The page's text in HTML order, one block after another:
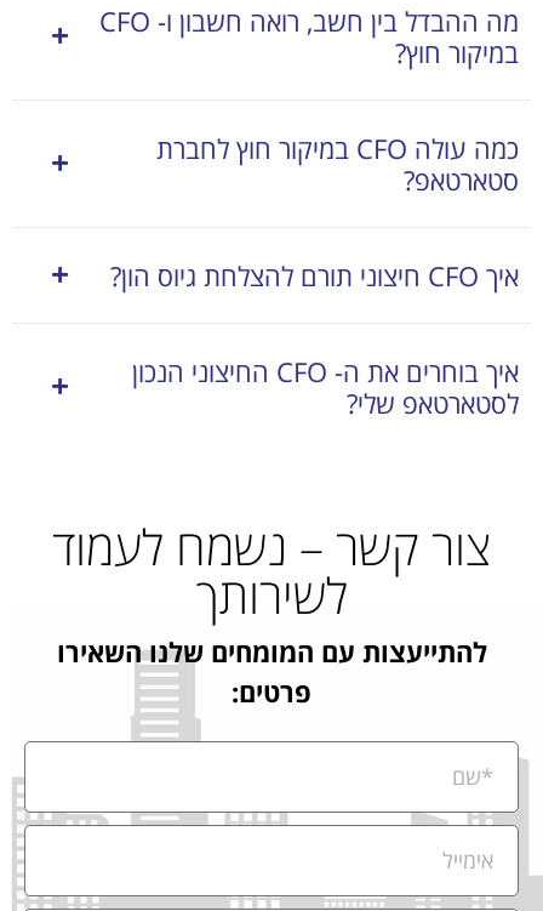
מה ההבדל בין חשב, רואה חשבון ו- CFO
במיקור חוץ?
כמה עולה CFO במיקור חוץ לחברת
סטארטאפ?
איך CFO חיצוני תורם להצלחת גיוס הון?
איך בוחרים את ה- CFO החיצוני הנכון
לסטארטאפ שלי?
צור קשר – נשמח לעמוד
לשירותך
להתייעצות עם המומחים שלנו השאירו
פרטים: